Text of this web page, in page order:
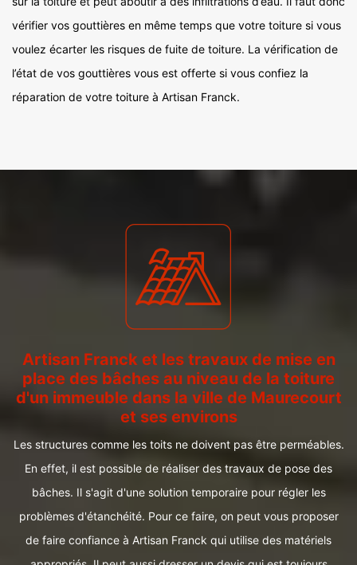
vérifier vos gouttières en même temps que votre toiture si vous
voulez écarter les risques de fuite de toiture. La vérification de
l’état de vos gouttières vous est offerte si vous confiez la
réparation de votre toiture à Artisan Franck.
Artisan Franck et les travaux de mise en
place des bâches au niveau de la toiture
d'un immeuble dans la ville de Maurecourt
et ses environs
Les structures comme les toits ne doivent pas être perméables.
En effet, il est possible de réaliser des travaux de pose des
bâches. Il s'agit d'une solution temporaire pour régler les
problèmes d'étanchéité. Pour ce faire, on peut vous proposer
de faire confiance à Artisan Franck qui utilise des matériels